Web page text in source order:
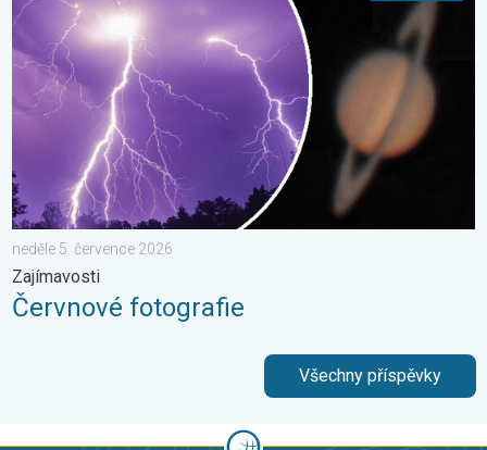
neděle 5. července 2026
Zajímavosti
Červnové fotografie
Všechny příspěvky